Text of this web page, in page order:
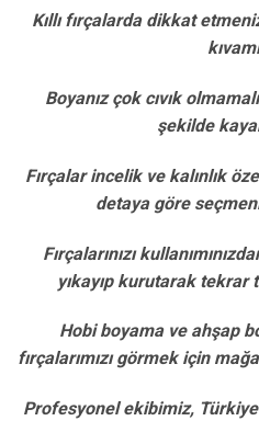
Kıllı fırçalarda dikkat
Boyanız çok cıvık
şekilde
Fırçalar incelik ve kalınlık
detaya göre
Fırçalarınızı
yıkayıp kurutarak
Hobi boyama ve ahşap
fırçalarımızı görmek için
Profesyonel ekibimiz,